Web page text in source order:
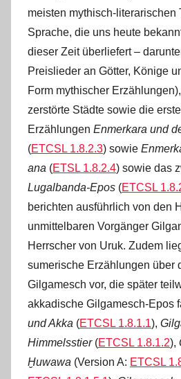
meisten mythisch-literarischen
Sprache, die uns heute
dieser Zeit überliefert –
Preislieder an Götter, Könige
Form mythischer
zerstörte Städte sowie die
Erzählungen Enmerkara und
(ETCSL 1.8.2.3) sowie
ana (ETSL 1.8.2.4) sowie das
Lugalbanda-Epos (ETCSL
berichten ausführlich von den
unmittelbaren Vorgänger
Herrscher von Uruk. Zudem
sumerische Erzählungen über
Gilgamesch vor, die später
akkadische Gilgamesch-Epos
und Akka (ETCSL 1.8.1.1),
Himmelsstier(ETCSL 1.8.1.2),
Ḫuwawa (Version A: ETCSL